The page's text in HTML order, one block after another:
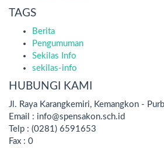
TAGS
Berita
Pengumuman
Sekilas Info
sekilas-info
HUBUNGI KAMI
Jl. Raya Karangkemiri, Kemangkon -
Email : info@spensakon.sch.id
Telp : (0281) 6591653
Fax : 0